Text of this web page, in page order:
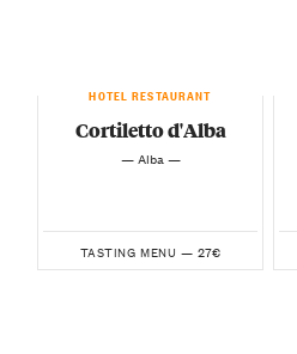
HOTEL RESTAURANT
Cortiletto d'Alba
— Alba —
TASTING MENU — 27€